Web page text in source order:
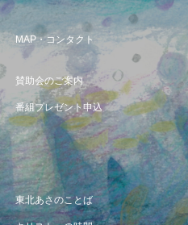
MAP・コンタクト
賛助会のご案内
番組プレゼント申込
東北あさのことば